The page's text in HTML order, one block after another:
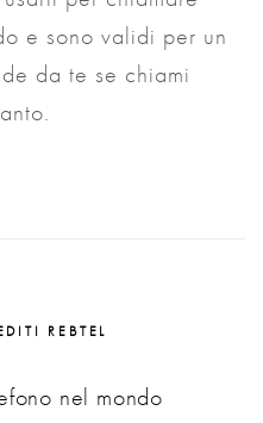
e sono validi per un
da te se chiami
REBTEL
nel mondo